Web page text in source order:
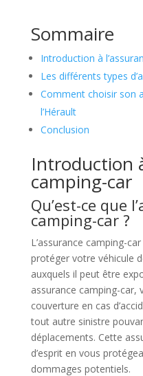
Sommaire
Introduction à
Les différents types
Comment choisir son
l’Hérault
Conclusion
Introduction
camping-car
Qu’est-ce que
camping-car ?
L’assurance camping-
protéger votre véhicule
auxquels il peut être
assurance camping-car,
couverture en cas
tout autre sinistre
déplacements. Cette
d’esprit en vous
dommages potentiels.